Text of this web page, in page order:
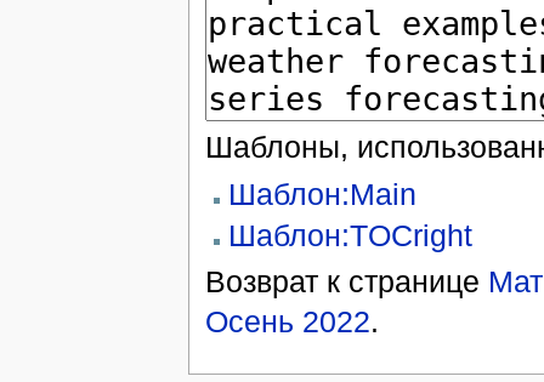
Шаблоны,
Шаблон:Main
Шаблон:TOCright
Возврат к странице
Осень 2022.